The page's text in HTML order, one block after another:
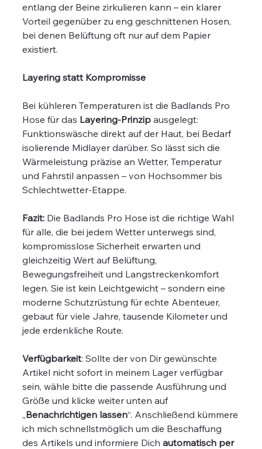
entlang der Beine zirkulieren kann – ein klarer
Vorteil gegenüber zu eng geschnittenen Hosen,
bei denen Belüftung oft nur auf dem Papier
existiert.
Layering statt Kompromisse
Bei kühleren Temperaturen ist die Badlands Pro
Hose für das Layering-Prinzip ausgelegt:
Funktionswäsche direkt auf der Haut, bei Bedarf
isolierende Midlayer darüber. So lässt sich die
Wärmeleistung präzise an Wetter, Temperatur
und Fahrstil anpassen – von Hochsommer bis
Schlechtwetter-Etappe.
Fazit: Die Badlands Pro Hose ist die richtige Wahl
für alle, die bei jedem Wetter unterwegs sind,
kompromisslose Sicherheit erwarten und
gleichzeitig Wert auf Belüftung,
Bewegungsfreiheit und Langstreckenkomfort
legen. Sie ist kein Leichtgewicht – sondern eine
moderne Schutzrüstung für echte Abenteuer,
gebaut für viele Jahre, tausende Kilometer und
jede erdenkliche Route.
Verfügbarkeit: Sollte der von Dir gewünschte
Artikel nicht sofort in meinem Lager verfügbar
sein, wähle bitte die passende Ausführung und
Größe und klicke weiter unten auf
„Benachrichtigen lassen“. Anschließend kümmere
ich mich schnellstmöglich um die Beschaffung
des Artikels und informiere Dichautomatisch per